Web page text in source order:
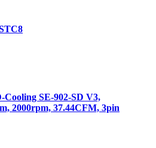
Cooling SE-902-SD V3,
2000rpm, 37.44CFM, 3pin